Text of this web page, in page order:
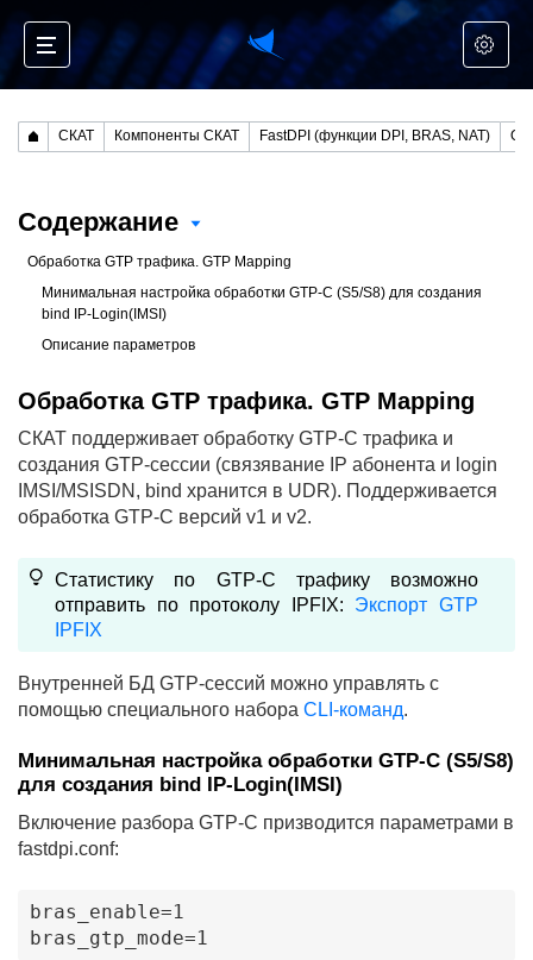
СКАТ Компоненты СКАТ FastDPI (функции DPI, BRAS, NAT)
Содержание
Обработка GTP трафика. GTP Mapping
Минимальная настройка обработки GTP-C (S5/S8) для создания
bind IP-Login(IMSI)
Описание параметров
Обработка GTP трафика. GTP Mapping
СКАТ поддерживает обработку GTP-C трафика и
создания GTP-сессии (связявание IP абонента и login
IMSI/MSISDN, bind хранится в UDR). Поддерживается
обработка GTP-C версий v1 и v2.
Статистику по GTP-C трафику возможно
отправить по протоколу IPFIX: Экспорт GTP
IPFIX
Внутренней БД GTP-сессий можно управлять с
помощью специального набора CLI-команд.
Минимальная настройка обработки GTP-C (S5/S8)
для создания bind IP-Login(IMSI)
Включение разбора GTP-С призводится параметрами в
fastdpi.conf:
bras_enable=1
bras_gtp_mode=1